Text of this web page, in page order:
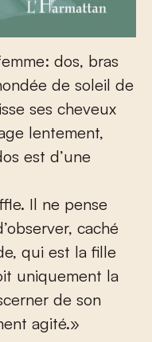
dos, bras
de soleil de
ses cheveux
lentement,
est d’une
Il ne pense
caché
qui est la fille
uniquement la
de son
agité.»